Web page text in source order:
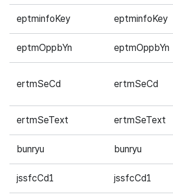
eptminfoKey eptminfoKey
eptmOppbYn eptmOppbYn
ertmSeCd ertmSeCd
ertmSeText ertmSeText
bunryu bunryu
jssfcCd1 jssfcCd1